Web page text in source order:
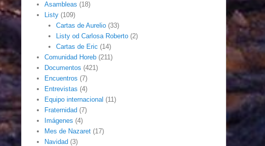
Asambleas (18)
Listy (109)
Cartas de Aurelio(33)
Listy od Carlosa Roberto(2)
Cartas de Eric (14)
Comunidad Horeb (211)
Documentos (421)
Encuentros (7)
Entrevistas (4)
Equipo internacional (11)
Fraternidad (7)
Imágenes (4)
Mes de Nazaret (17)
Navidad (3)